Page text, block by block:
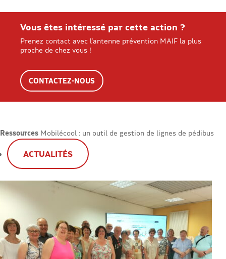
Vous êtes intéressé par cette action ?
Prenez contact avec l’antenne prévention MAIF la plus
proche de chez vous !
CONTACTEZ-NOUS
Ressources Mobilécool : un outil de gestion de lignes de pédibus
ACTUALITÉS